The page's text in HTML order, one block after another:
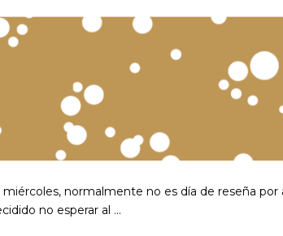
miércoles, normalmente no es día de reseña
no esperar al …